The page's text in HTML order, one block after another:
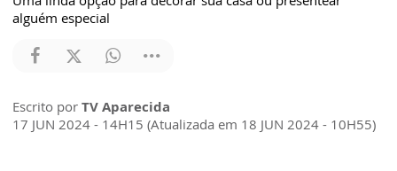
alguém especial
Escrito por TV Aparecida
17 JUN 2024 - 14H15 (Atualizada em 18 JUN 2024 - 10H55)